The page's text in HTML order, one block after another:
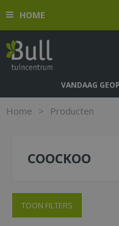
n
o
HOME
Home > Producten
VANDAAG
COOCKOO
TOON FILTERS